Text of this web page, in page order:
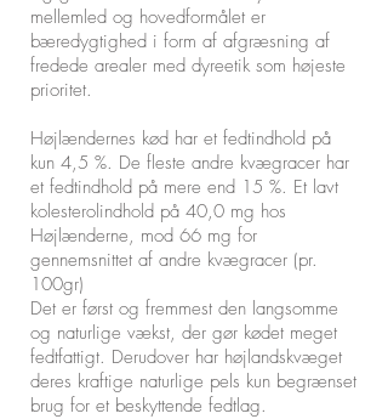
mellemled og hovedformålet er
bæredygtighed i form af afgræsning af
fredede arealer med dyreetik som højeste
prioritet.
Højlændernes kød har et fedtindhold på
kun 4,5 %. De fleste andre kvægracer har
et fedtindhold på mere end 15 %. Et lavt
kolesterolindhold på 40,0 mg hos
Højlænderne, mod 66 mg for
gennemsnittet af andre kvægracer (pr.
100gr)
Det er først og fremmest den langsomme
og naturlige vækst, der gør kødet meget
fedtfattigt. Derudover har højlandskvæget
deres kraftige naturlige pels kun begrænset
brug for et beskyttende fedtlag.